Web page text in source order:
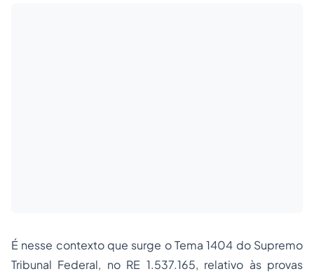
É nesse contexto que surge o Tema 1404 do Supremo
Tribunal Federal, no RE 1.537.165, relativo às provas